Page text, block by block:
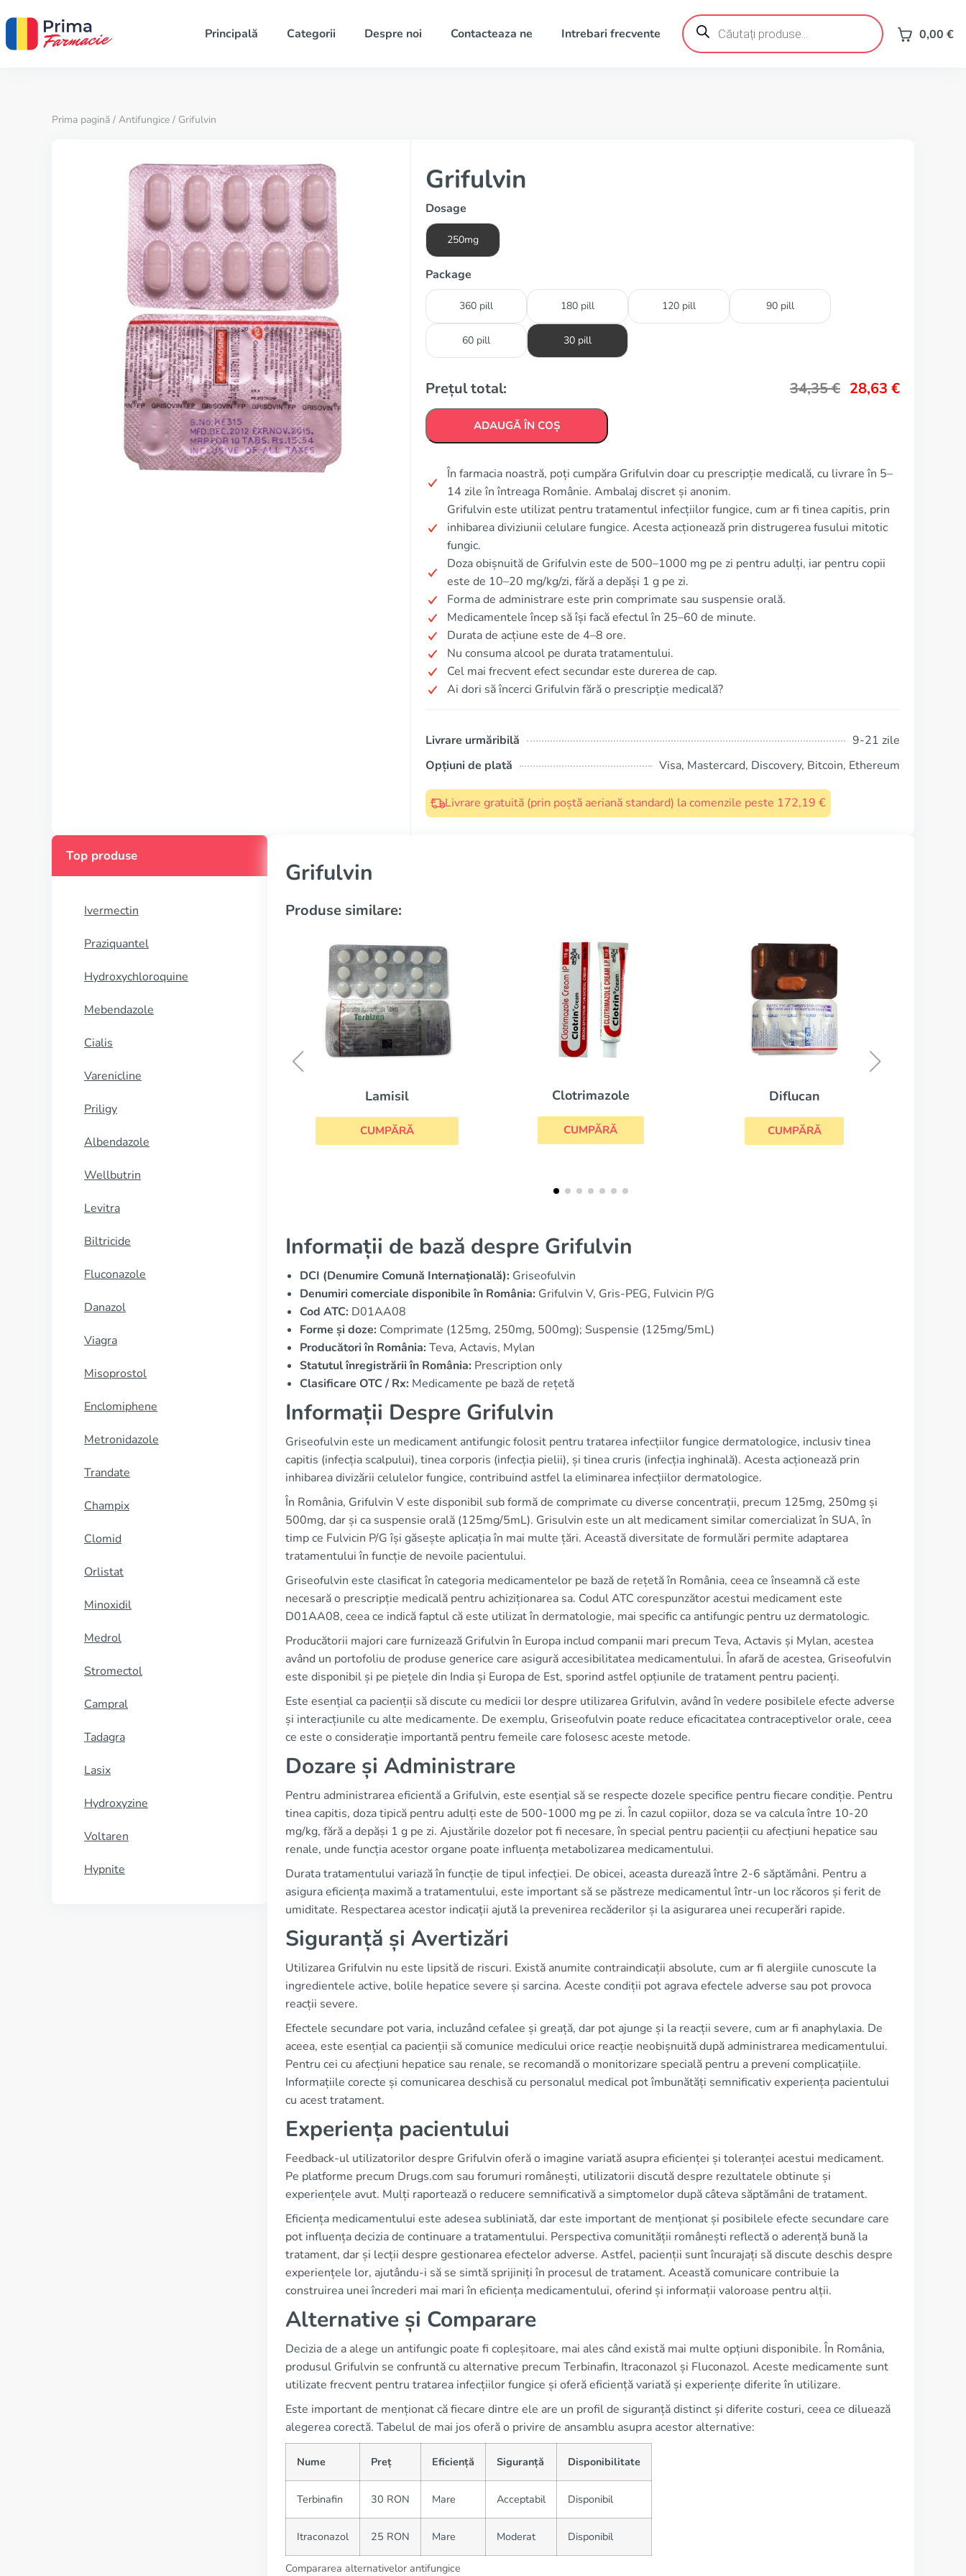
Principală Categorii Despre noi Contacteaza ne Intrebari frecvente
Products
search 0,00 €
Prima pagină / Antifungice / Grifulvin
Grifulvin
Dosage
250mg
Package
360 pill 180 pill 120 pill 90 pill
60 pill 30 pill
Prețul total: 34,35€ 28,63 €
ADAUGĂ ÎN COȘ
În farmacia noastră, poți cumpăra Grifulvin doar cu prescripție medicală, cu livrare în 5–
14 zile în întreaga Românie. Ambalaj discret și anonim.
Grifulvin este utilizat pentru tratamentul infecțiilor fungice, cum ar fi tinea capitis, prin
inhibarea diviziunii celulare fungice. Acesta acționează prin distrugerea fusului mitotic
fungic.
Doza obișnuită de Grifulvin este de 500–1000 mg pe zi pentru adulți, iar pentru copii
este de 10–20 mg/kg/zi, fără a depăși 1 g pe zi.
Forma de administrare este prin comprimate sau suspensie orală.
Medicamentele încep să își facă efectul în 25–60 de minute.
Durata de acțiune este de 4–8 ore.
Nu consuma alcool pe durata tratamentului.
Cel mai frecvent efect secundar este durerea de cap.
Ai dori să încerci Grifulvin fără o prescripție medicală?
Livrare urmăribilă
9-21 zile
Opțiuni de plată
Visa, Mastercard, Discovery, Bitcoin, Ethereum
Livrare gratuită (prin poștă aeriană standard) la comenzile peste 172,19 €
Top produse
Ivermectin
Praziquantel
Hydroxychloroquine
Mebendazole
Cialis
Varenicline
Priligy
Albendazole
Wellbutrin
Levitra
Biltricide
Fluconazole
Danazol
Viagra
Misoprostol
Enclomiphene
Metronidazole
Trandate
Champix
Clomid
Orlistat
Minoxidil
Medrol
Stromectol
Campral
Tadagra
Lasix
Hydroxyzine
Voltaren
Hypnite
Grifulvin
Produse similare:
Clotrimazole
CUMPĂRĂ
Diflucan
CUMPĂRĂ
Nizoral
CUMPĂRĂ
Informații de bază despre Grifulvin
DCI (Denumire Comună Internațională): Griseofulvin
Denumiri comerciale disponibile în România: Grifulvin V, Gris-PEG, Fulvicin P/G
Cod ATC: D01AA08
Forme și doze: Comprimate (125mg, 250mg, 500mg); Suspensie (125mg/5mL)
Producători în România:Teva, Actavis, Mylan
Statutul înregistrării în România: Prescription only
Clasificare OTC / Rx: Medicamente pe bază de rețetă
Informații Despre Grifulvin
Griseofulvin este un medicament antifungic folosit pentru tratarea infecțiilor fungice dermatologice, inclusiv tinea
capitis (infecția scalpului), tinea corporis (infecția pielii), și tinea cruris (infecția inghinală). Acesta acționează prin
inhibarea divizării celulelor fungice, contribuind astfel la eliminarea infecțiilor dermatologice.
În România, Grifulvin V este disponibil sub formă de comprimate cu diverse concentrații, precum 125mg, 250mg și
500mg, dar și ca suspensie orală (125mg/5mL). Grisulvin este un alt medicament similar comercializat în SUA, în
timp ce Fulvicin P/G își găsește aplicația în mai multe țări. Această diversitate de formulări permite adaptarea
tratamentului în funcție de nevoile pacientului.
Griseofulvin este clasificat în categoria medicamentelor pe bază de rețetă în România, ceea ce înseamnă că este
necesară o prescripție medicală pentru achiziționarea sa. Codul ATC corespunzător acestui medicament este
D01AA08, ceea ce indică faptul că este utilizat în dermatologie, mai specific ca antifungic pentru uz dermatologic.
Producătorii majori care furnizează Grifulvin în Europa includ companii mari precum Teva, Actavis și Mylan, acestea
având un portofoliu de produse generice care asigură accesibilitatea medicamentului. În afară de acestea, Griseofulvin
este disponibil și pe piețele din India și Europa de Est, sporind astfel opțiunile de tratament pentru pacienți.
Este esențial ca pacienții să discute cu medicii lor despre utilizarea Grifulvin, având în vedere posibilele efecte adverse
și interacțiunile cu alte medicamente. De exemplu, Griseofulvin poate reduce eficacitatea contraceptivelor orale, ceea
ce este o considerație importantă pentru femeile care folosesc aceste metode.
Dozare și Administrare
Pentru administrarea eficientă a Grifulvin, este esențial să se respecte dozele specifice pentru fiecare condiție. Pentru
tinea capitis, doza tipică pentru adulți este de 500-1000 mg pe zi. În cazul copiilor, doza se va calcula între 10-20
mg/kg, fără a depăși 1 g pe zi. Ajustările dozelor pot fi necesare, în special pentru pacienții cu afecțiuni hepatice sau
renale, unde funcția acestor organe poate influența metabolizarea medicamentului.
Durata tratamentului variază în funcție de tipul infecției. De obicei, aceasta durează între 2-6 săptămâni. Pentru a
asigura eficiența maximă a tratamentului, este important să se păstreze medicamentul într-un loc răcoros și ferit de
umiditate. Respectarea acestor indicații ajută la prevenirea recăderilor și la asigurarea unei recuperări rapide.
Siguranță și Avertizări
Utilizarea Grifulvin nu este lipsită de riscuri. Există anumite contraindicații absolute, cum ar fi alergiile cunoscute la
ingredientele active, bolile hepatice severe și sarcina. Aceste condiții pot agrava efectele adverse sau pot provoca
reacții severe.
Efectele secundare pot varia, incluzând cefalee și greață, dar pot ajunge și la reacții severe, cum ar fi anaphylaxia. De
aceea, este esențial ca pacienții să comunice medicului orice reacție neobișnuită după administrarea medicamentului.
Pentru cei cu afecțiuni hepatice sau renale, se recomandă o monitorizare specială pentru a preveni complicațiile.
Informațiile corecte și comunicarea deschisă cu personalul medical pot îmbunătăți semnificativ experiența pacientului
cu acest tratament.
Experiența pacientului
Feedback-ul utilizatorilor despre Grifulvin oferă o imagine variată asupra eficienței și toleranței acestui medicament.
Pe platforme precum Drugs.com sau forumuri românești, utilizatorii discută despre rezultatele obtinute și
experiențele avut. Mulți raportează o reducere semnificativă a simptomelor după câteva săptămâni de tratament.
Eficiența medicamentului este adesea subliniată, dar este important de menționat și posibilele efecte secundare care
pot influența decizia de continuare a tratamentului. Perspectiva comunității românești reflectă o aderență bună la
tratament, dar și lecții despre gestionarea efectelor adverse. Astfel, pacienții sunt încurajați să discute deschis despre
experiențele lor, ajutându-i să se simtă sprijiniți în procesul de tratament. Această comunicare contribuie la
construirea unei încrederi mai mari în eficiența medicamentului, oferind și informații valoroase pentru alții.
Alternative și Comparare
Decizia de a alege un antifungic poate fi copleșitoare, mai ales când există mai multe opțiuni disponibile. În România,
produsul Grifulvin se confruntă cu alternative precum Terbinafin, Itraconazol și Fluconazol. Aceste medicamente sunt
utilizate frecvent pentru tratarea infecțiilor fungice și oferă eficiență variată și experiențe diferite în utilizare.
Este important de menționat că fiecare dintre ele are un profil de siguranță distinct și diferite costuri, ceea ce diluează
alegerea corectă. Tabelul de mai jos oferă o privire de ansamblu asupra acestor alternative:
Compararea alternativelor antifungice
Nume Preț Eficiență Siguranță Disponibilitate
Terbinafin 30 RON Mare Acceptabil Disponibil
Itraconazol 25 RON Mare Moderat Disponibil